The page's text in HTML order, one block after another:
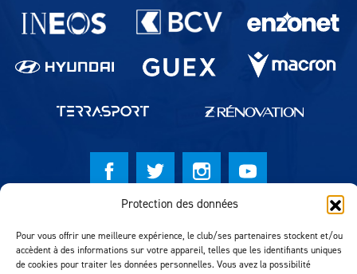
Protection des données
Pour vous offrir une meilleure expérience, le club/ses partenaires stockent et/ou
accèdent à des informations sur votre appareil, telles que les identifiants uniques
de cookies pour traiter les données personnelles. Vous avez la possibilité
Partenaires du lausanne-Sport
Réalisation MTM Agency